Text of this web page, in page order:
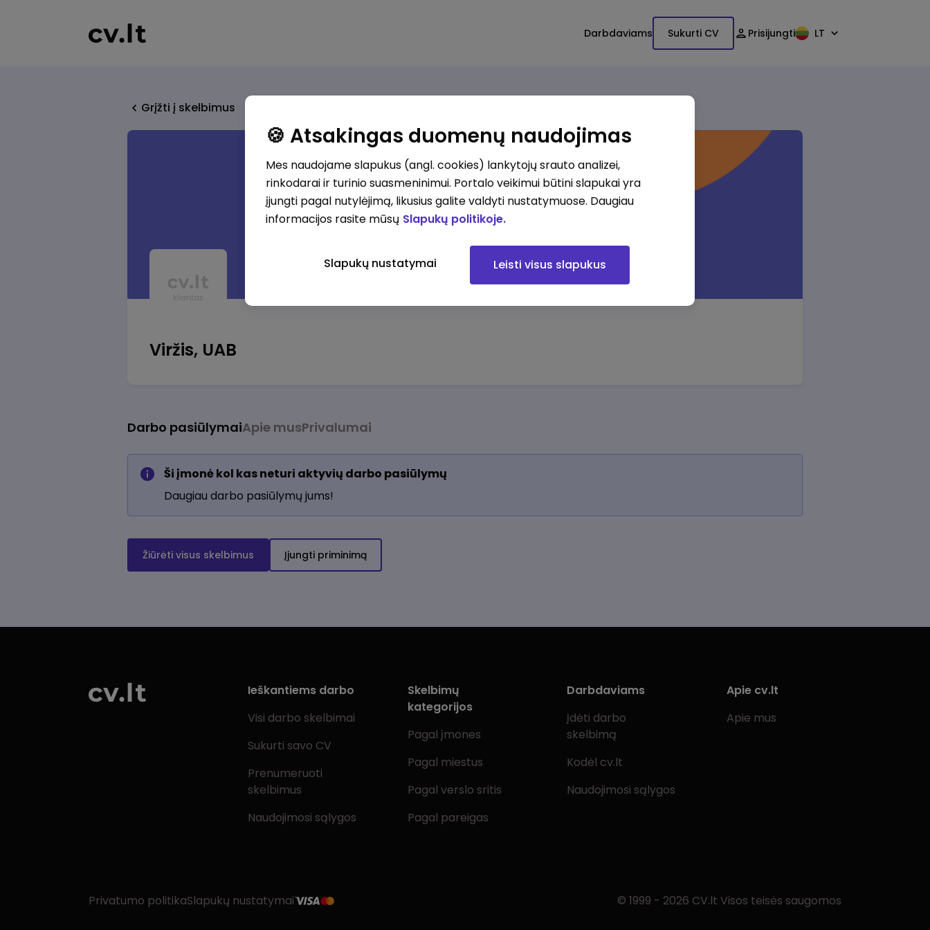
Darbdaviams Sukurti CV Prisijungti LT
Grįžti į skelbimus
Viržis, UAB
Darbo pasiūlymaiApie musPrivalumai
Ši įmonė kol kas neturi aktyvių darbo pasiūlymų
Daugiau darbo pasiūlymų jums!
Žiūrėti visus skelbimus Įjungti priminimą
Ieškantiems darbo
Visi darbo skelbimai
Sukurti savo CV
Prenumeruoti
skelbimus
Naudojimosi sąlygos
Skelbimų
kategorijos
Pagal įmones
Pagal miestus
Pagal verslo sritis
Pagal pareigas
Darbdaviams
Įdėti darbo
skelbimą
Kodėl cv.lt
Naudojimosi sąlygos
Apie cv.lt
Apie mus
Privatumo politikaSlapukų nustatymai © 1999 - 2026 CV.lt Visos teisės saugomos
🍪 Atsakingas duomenų naudojimas
Mes naudojame slapukus (angl. cookies) lankytojų srauto analizei,
rinkodarai ir turinio suasmeninimui. Portalo veikimui būtini slapukai yra
įjungti pagal nutylėjimą, likusius galite valdyti nustatymuose. Daugiau
informacijos rasite mūsų Slapukų politikoje.
Slapukų nustatymai Leisti visus slapukus